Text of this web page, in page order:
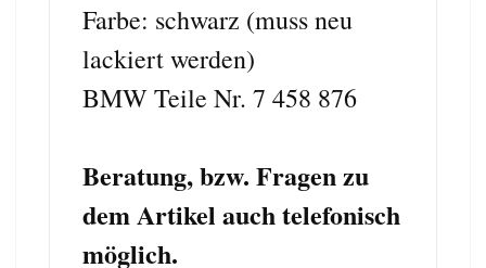
Farbe: schwarz (muss neu
lackiert werden)
BMW Teile Nr. 7 458 876
Beratung, bzw. Fragen zu
dem Artikel auch telefonisch
möglich.